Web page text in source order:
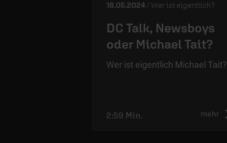
18.05.2024 / Wer ist eigentlich?
DC Talk, Newsboys
oder Michael Tait?
Wer ist eigentlich Michael Tait?
mehr
2:59 Min.